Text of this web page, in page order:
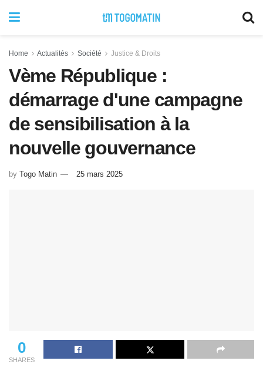
Home Actualités Société Justice & Droits
Vème République :
démarrage d'une campagne
de sensibilisation à la
nouvelle gouvernance
by Togo Matin 25 mars 2025
0
SHARES